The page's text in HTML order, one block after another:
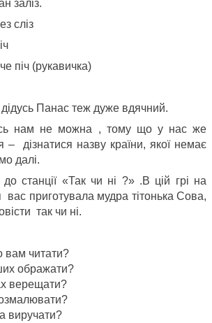
заліз.
сліз
піч (рукавичка)
Панас теж дуже вдячний.
нам не можна , тому що у нас же
– дізнатися назву країни, якої немає
далі.
станції «Так чи ні ?» .В цій грі на
вас приготувала мудра тітонька Сова,
так чи ні.
вам читати?
ображати?
верещати?
виручати?